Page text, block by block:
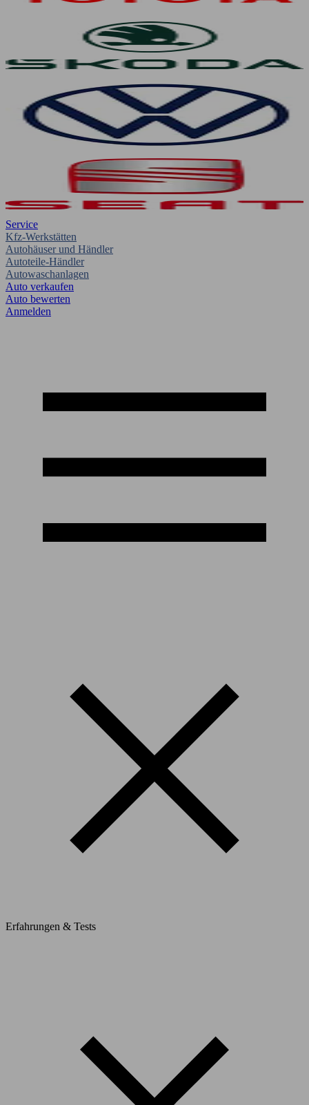
Service
Kfz-Werkstätten
Autohäuser und Händler
Autoteile-Händler
Autowaschanlagen
Auto verkaufen
Auto bewerten
Anmelden
Erfahrungen & Tests